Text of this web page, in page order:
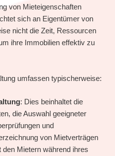
von Mieteigenschaften
sich an Eigentümer von
nicht die Zeit, Ressourcen
ihre Immobilien effektiv zu
umfassen typischerweise:
: Dies beinhaltet die
die Auswahl geeigneter
und
von Mietverträgen
Mietern während ihres